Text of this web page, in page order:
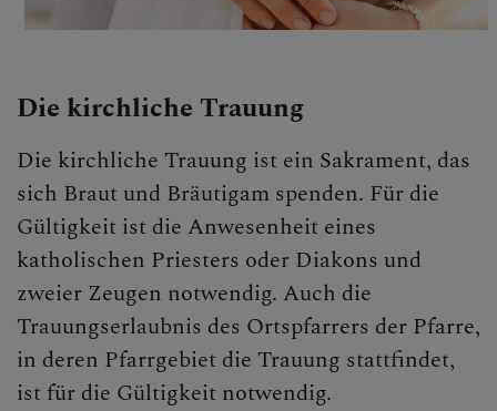
Die kirchliche Trauung
Die kirchliche Trauung ist ein Sakrament, das
sich Braut und Bräutigam spenden. Für die
Gültigkeit ist die Anwesenheit eines
katholischen Priesters oder Diakons und
zweier Zeugen notwendig. Auch die
Trauungserlaubnis des Ortspfarrers der Pfarre,
in deren Pfarrgebiet die Trauung stattfindet,
ist für die Gültigkeit notwendig.